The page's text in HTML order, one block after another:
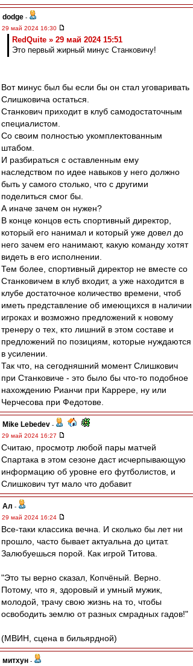
dodge -
29 май 2024 16:30
RedQuite » 29 май 2024 15:51
Это первый жирный минус Станковичу!
Вот минус был бы если бы он стал уговаривать
Слишковича остаться.
Станкович приходит в клуб самодостаточным
специалистом.
Со своим полностью укомплектованным
штабом.
И разбираться с оставленным ему
наследством по идее навыков у него должно
быть у самого столько, что с другими
поделиться смог бы.
А иначе зачем он нужен?
В конце концов есть спортивный директор,
который его нанимал и который уже довел до
него зачем его нанимают, какую команду хотят
видеть в его исполнении.
Тем более, спортивный директор не вместе со
Станковичем в клуб входит, а уже находится в
клубе достаточное количество времени, чтоб
иметь представление об имеющихся в наличии
игроках и возможно предложений к новому
тренеру о тех, кто лишний в этом составе и
предложений по позициям, которые нуждаются
в усилении.
Так что, на сегодняшний момент Слишкович
при Станковиче - это было бы что-то подобное
нахождению Рианчи при Каррере, ну или
Черчесова при Федотове.
Mike Lebedev -
29 май 2024 16:27
Считаю, просмотр любой пары матчей
Спартака в этом сезоне даст исчерпывающую
информацию об уровне его футболистов, и
Слишкович тут мало что добавит
Ал -
29 май 2024 16:24
Все-таки классика вечна. И сколько бы лет ни
прошло, часто бывает актуальна до цитат.
Залюбуешься порой. Как игрой Титова.
"Это ты верно сказал, Копчёный. Верно.
Потому, что я, здоровый и умный мужик,
молодой, трачу свою жизнь на то, чтобы
освободить землю от разных смрадных гадов!"
(МВИН, сцена в бильярдной)
митхун -